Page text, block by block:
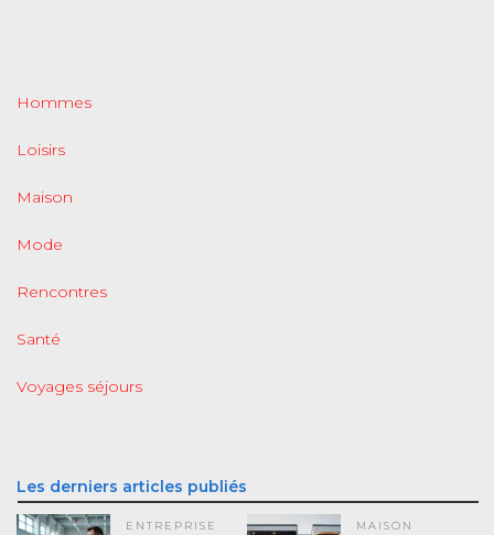
Hommes
Loisirs
Maison
Mode
Rencontres
Santé
Voyages séjours
Les derniers articles publiés
ENTREPRISE MAISON